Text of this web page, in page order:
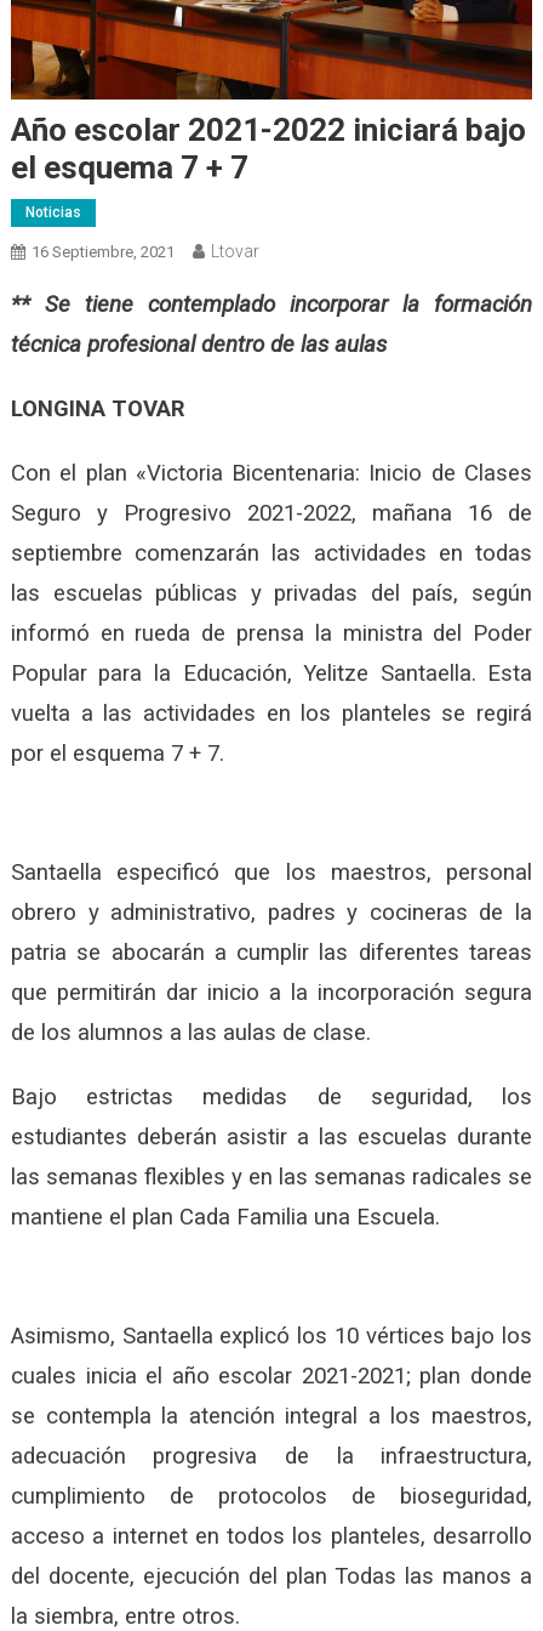
Año escolar 2021-2022 iniciará bajo
el esquema 7 + 7
Noticias
16 Septiembre, 2021 Ltovar
** Se tiene contemplado incorporar la formación
técnica profesional dentro de las aulas
LONGINA TOVAR
Con el plan «Victoria Bicentenaria: Inicio de Clases
Seguro y Progresivo 2021-2022, mañana 16 de
septiembre comenzarán las actividades en todas
las escuelas públicas y privadas del país, según
informó en rueda de prensa la ministra del Poder
Popular para la Educación, Yelitze Santaella. Esta
vuelta a las actividades en los planteles se regirá
por el esquema 7 + 7.
Santaella especificó que los maestros, personal
obrero y administrativo, padres y cocineras de la
patria se abocarán a cumplir las diferentes tareas
que permitirán dar inicio a la incorporación segura
de los alumnos a las aulas de clase.
Bajo estrictas medidas de seguridad, los
estudiantes deberán asistir a las escuelas durante
las semanas flexibles y en las semanas radicales se
mantiene el plan Cada Familia una Escuela.
Asimismo, Santaella explicó los 10 vértices bajo los
cuales inicia el año escolar 2021-2021; plan donde
se contempla la atención integral a los maestros,
adecuación progresiva de la infraestructura,
cumplimiento de protocolos de bioseguridad,
acceso a internet en todos los planteles, desarrollo
del docente, ejecución del plan Todas las manos a
la siembra, entre otros.